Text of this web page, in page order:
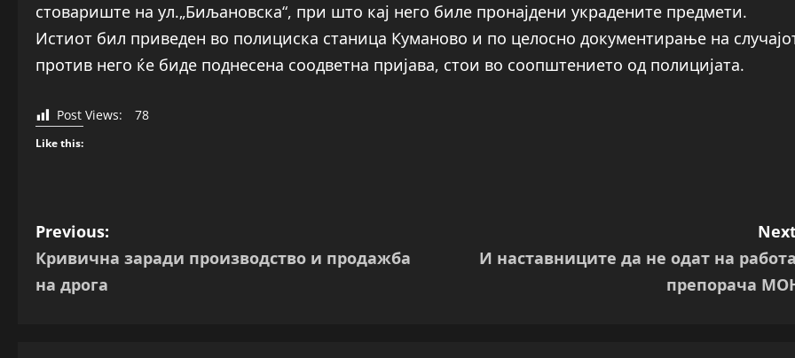
стовариште на ул.„Биљановска“, при што кај него биле пронајдени украдените предмети.
Истиот бил приведен во полициска станица Куманово и по целосно документирање на
против него ќе биде поднесена соодветна пријава, стои во соопштението од полицијата.
Post Views: 78
Like this:
P
o
Previous:
Кривична заради производство и продажба
на дрога
И наставниците да не одат на
препорача